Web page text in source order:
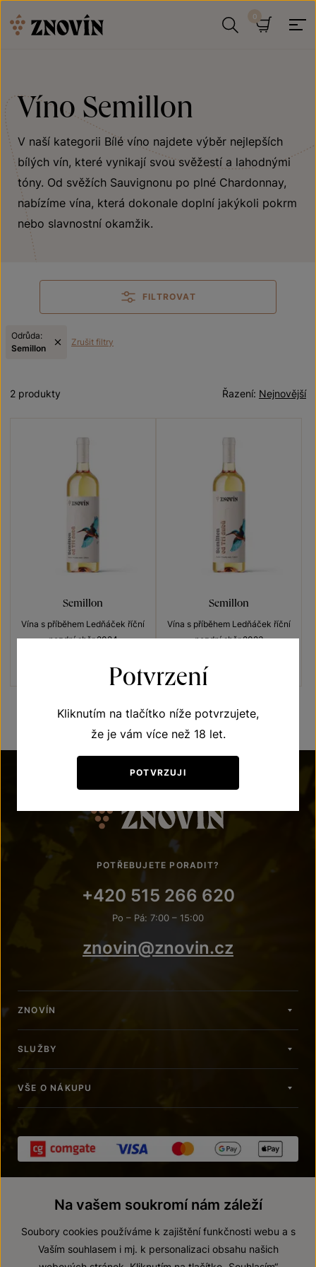
Víno Semillon
V naší kategorii Bílé víno najdete výběr nejlepších
bílých vín, které vynikají svou svěžestí a lahodnými
tóny. Od svěžích Sauvignonu po plné Chardonnay,
nabízíme vína, která dokonale doplní jakýkoli pokrm
nebo slavnostní okamžik.
FILTROVAT
Odrůda:
Semillon
Zrušit filtry
Nejnovější
Řazení:
2 produkty
Semillon
Vína s příběhem Ledňáček říční
pozdní sběr 2024
Semillon
Vína s příběhem Ledňáček říční
pozdní sběr 2023
POTŘEBUJETE PORADIT?
+420 515 266 620
Po – Pá: 7:00 – 15:00
znovin@znovin.cz
ZNOVÍN
SLUŽBY
VŠE O NÁKUPU
Potvrzení
Kliknutím na tlačítko níže potvrzujete,
že je vám více než 18 let.
POTVRZUJI
Na vašem soukromí nám záleží
Soubory cookies používáme k zajištění funkčnosti webu a s
Vaším souhlasem i mj. k personalizaci obsahu našich